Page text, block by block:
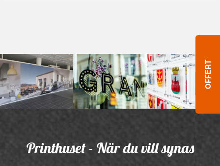
Printhuset - När du vill synas
OFFERT